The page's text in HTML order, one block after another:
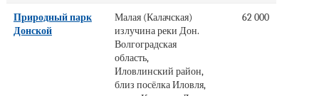
Природный парк
Донской
Малая (Калачская)
излучина реки Дон.
Волгоградская
область,
Иловлинский район,
близ посёлка Иловля,
62 000